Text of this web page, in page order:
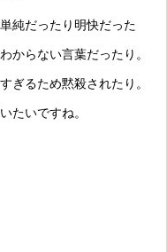
純だったり明快だった
からない言葉だったり。
ぎるため黙殺されたり。
たいですね。